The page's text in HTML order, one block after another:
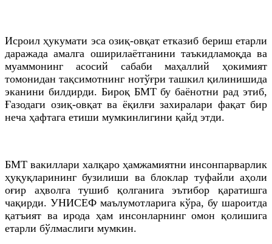
Исроил ҳукумати эса озиқ-овқат етказиб бериш етарли
даражада амалга оширилаётганини таъкидламоқда ва
муаммонинг асосий сабаби маҳаллий ҳокимият
томонидан тақсимотнинг нотўғри ташкил қилинишида
эканини билдирди. Бироқ БМТ бу баёнотни рад этиб,
Ғазодаги озиқ-овқат ва ёқилғи захиралари фақат бир
неча ҳафтага етиши мумкинлигини қайд этди.
БМТ вакиллари халқаро ҳамжамиятни инсонпарварлик
ҳуқуқларининг бузилиши ва блоклар туфайли аҳоли
оғир аҳволга тушиб қолганига эътибор қаратишга
чақирди. УНИСEФ маълумотларига кўра, бу шароитда
қатъият ва ирода ҳам инсонларнинг омон қолишига
етарли бўлмаслиги мумкин.